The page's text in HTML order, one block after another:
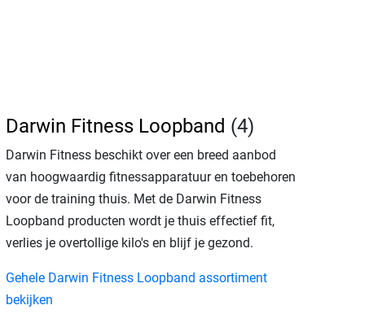
Darwin Fitness Loopband (4)
Darwin Fitness beschikt over een breed aanbod
van hoogwaardig fitnessapparatuur en toebehoren
voor de training thuis. Met de Darwin Fitness
Loopband producten wordt je thuis effectief fit,
verlies je overtollige kilo's en blijf je gezond.
Gehele Darwin Fitness Loopband assortiment
bekijken